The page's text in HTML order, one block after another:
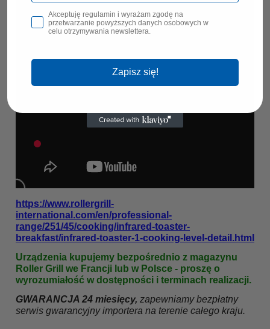
https://www.rollergrill-
international.com/en/professional-
range/251/45/cooking/infrared-toaster-
breakfast/infrared-toaster-1-cooking-level-detail.html
Urządzenia kupujemy bezpośrednio z magazynu
Roller Grill we Francji lub w Polsce - proszę o
wyrozumiałość w dostępności i terminach realizacji.
GWARANCJA 24 miesięcy, zapewniamy bezpłatny
serwis gwarancyjny importera na terenie całego kraju.
Akceptuję regulamin i wyrażam zgodę na
przetwarzanie powyższych danych osobowych w
celu otrzymywania newslettera.
Zapisz się!